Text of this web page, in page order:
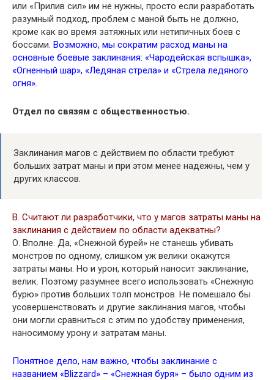
или «Прилив сил» им не нужны, просто если разработать
разумный подход, проблем с маной быть не должно,
кроме как во время затяжных или нетипичных боев с
боссами. Возможно, мы сократим расход маны на
основные боевые заклинания: «Чародейская вспышка»,
«Огненный шар», «Ледяная стрела» и «Стрела ледяного
огня».
Отдел по связям с общественностью.
Заклинания магов с действием по области требуют
больших затрат маны и при этом менее надежны, чем у
других классов.
В. Считают ли разработчики, что у магов затраты маны на
заклинания с действием по области адекватны?
О. Вполне. Да, «Снежной бурей» не станешь убивать
монстров по одному, слишком уж велики окажутся
затраты маны. Но и урон, который наносит заклинание,
велик. Поэтому разумнее всего использовать «Снежную
бурю» против больших толп монстров. Не помешало бы
усовершенствовать и другие заклинания магов, чтобы
они могли сравниться с этим по удобству применения,
наносимому урону и затратам маны.
Понятное дело, нам важно, чтобы заклинание с
названием «Blizzard» – «Снежная буря» – было одним из